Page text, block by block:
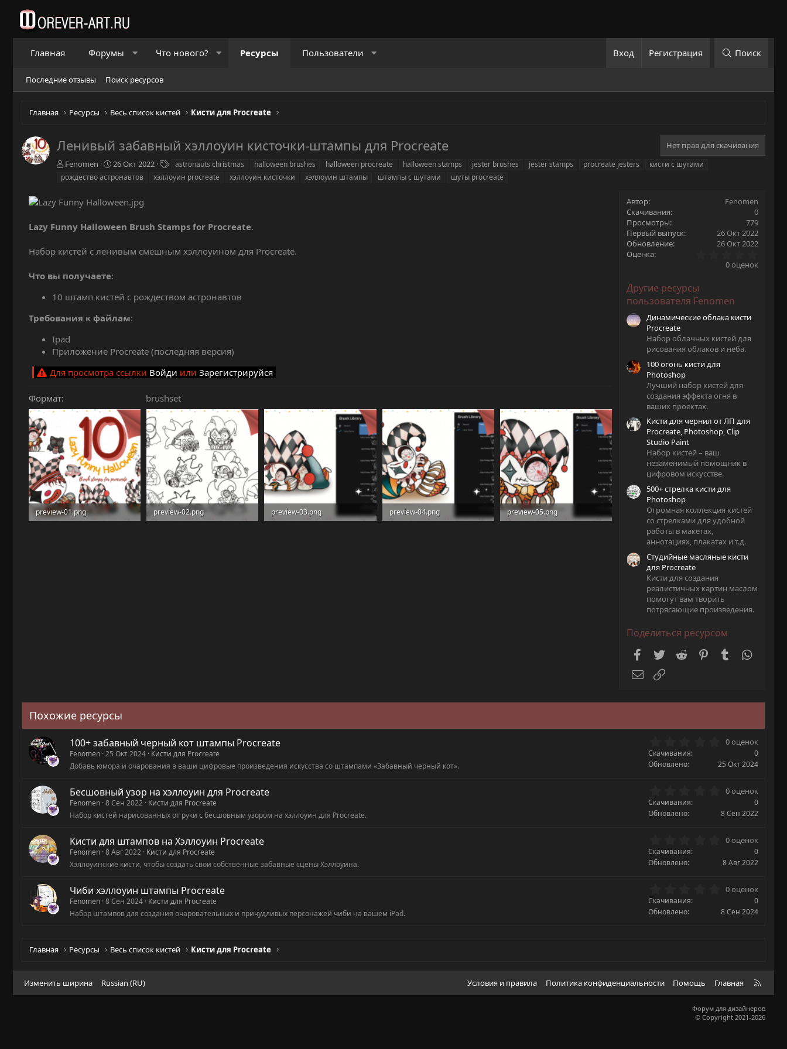
Главная Форумы Что нового? Ресурсы Пользователи Вход Регистрация Поиск
Последние отзывы Поиск ресурсов
Главная Ресурсы Весь список кистей Кисти для Procreate
Ленивый забавный хэллоуин кисточки-штампы для Procreate
Нет прав для скачивания
А
в
р
Fenomen
Д
а
с
з
а
я
26 Окт 2022
е
г
astronauts christmas halloween brushes halloween procreate halloween stamps jester brushes jester stamps procreate jesters
кисти с шутами
рождество астронавтов
хэллоуин procreate хэллоуин кисточки хэллоуин штампы штампы с шутами шуты procreate
Lazy Funny Halloween Brush Stamps for Procreate.
Набор кистей с ленивым смешным хэллоуином для Procreate.
Что вы получаете:
10 штамп кистей с рождеством астронавтов
Требования к файлам:
Ipad
Приложение Procreate (последняя версия)
Для просмотра ссылки Войди или Зарегистрируйся
Формат brushset
preview-01.png
preview-02.png
preview-03.png
preview-04.png
preview-05.png
Автор
Fenomen
Скачивания
0
Просмотры
779
Первый выпуск
26 Окт 2022
Обновление
26 Окт 2022
Оценка
0
0 оценок
Другие ресурсы
пользователя Fenomen
Динамические облака кисти
Procreate
Набор облачных кистей для
рисования облаков и неба.
100 огонь кисти для
Photoshop
Лучший набор кистей для
создания эффекта огня в
ваших проектах.
Кисти для чернил от ЛП для
Procreate, Photoshop, Clip
Studio Paint
Набор кистей – ваш
незаменимый помощник в
цифровом искусстве.
500+ стрелка кисти для
Photoshop
Огромная коллекция кистей
со стрелками для удобной
работы в макетах,
аннотациях, плакатах и т.д.
Студийные масляные кисти
для Procreate
Кисти для создания
реалистичных картин маслом
помогут вам творить
потрясающие произведения.
Поделиться ресурсом
Facebook
Twitter Reddit PinterestTumblr
Электронная почта
Похожие ресурсы
100+ забавный черный кот штампы Procreate
Fenomen 25 Окт 2024 Кисти для Procreate
Добавь юмора и очарования в ваши цифровые произведения искусства со штампами «Забавный черный кот».
0
0
в
з
0 оценок
Скачивания
0
Обновлено
25 Окт 2024
Бесшовный узор на хэллоуин для Procreate
Fenomen 8 Сен 2022 Кисти для Procreate
Набор кистей нарисованных от руки с бесшовным узором на хэллоуин для Procreate.
0
0
в
з
0 оценок
Скачивания
0
Обновлено
8 Сен 2022
Кисти для штампов на Хэллоуин Procreate
Fenomen 8 Авг 2022 Кисти для Procreate
Хэллоуинские кисти, чтобы создать свои собственные забавные сцены Хэллоуина.
0
0
в
з
0 оценок
Скачивания
0
Обновлено
8 Авг 2022
Чиби хэллоуин штампы Procreate
Fenomen 8 Сен 2024 Кисти для Procreate
Набор штампов для создания очаровательных и причудливых персонажей чиби на вашем iPad.
0
0
0 оценок
Скачивания
0
Обновлено
8 Сен 2024
Главная Ресурсы Весь список кистей Кисти для Procreate
Изменить ширина Russian (RU) Условия и правила Политика конфиденциальности Помощь Главная
R
S
Форум для дизайнеров
© Copyright 2021-2026